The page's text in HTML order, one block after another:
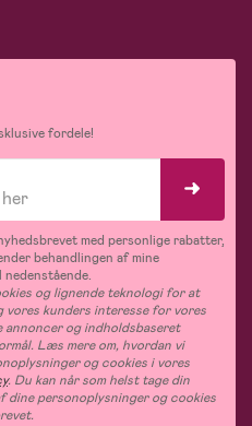
fordele!
med personlige rabatter,
behandlingen af mine
og lignende teknologi for at
vores kunders interesse for vores
annoncer og indholdsbaseret
Læs mere om, hvordan vi
og cookies i vores
. Du kan når som helst tage din
dine personoplysninger og cookies